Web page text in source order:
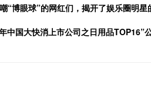
“博眼球”的网红们，揭开了娱乐圈明
中国大快消上市公司之日用品TOP16”